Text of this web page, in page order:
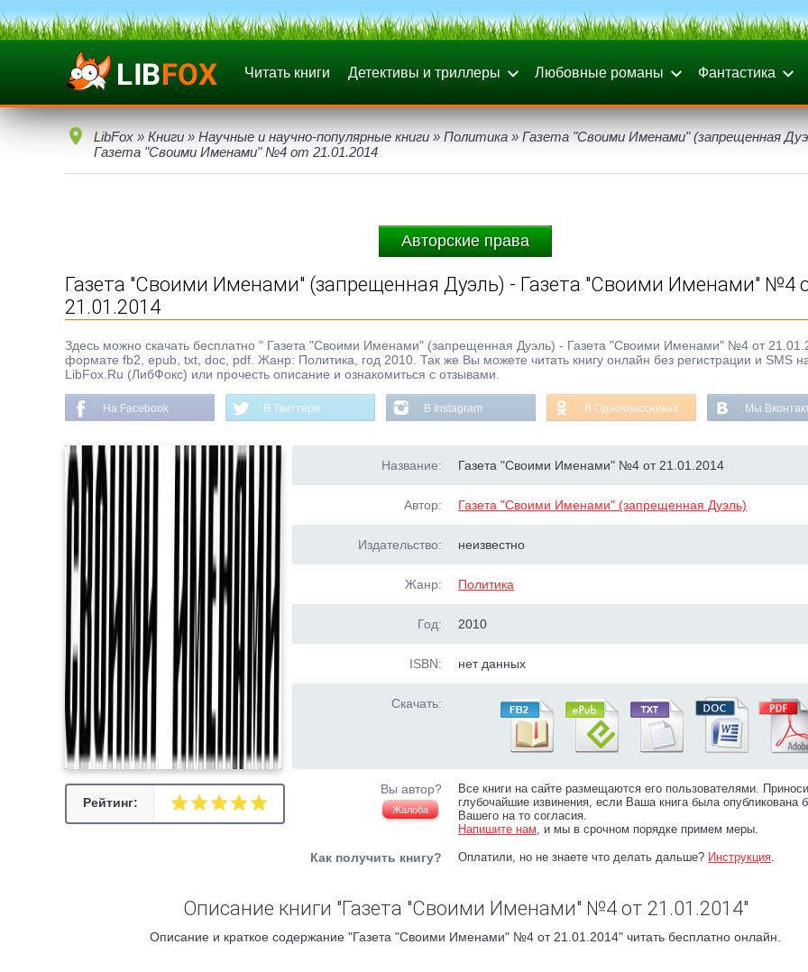
Читать книги Детективы и триллеры Любовные романы Фантастика
LibFox » Книги » Научные и научно-популярные книги » Политика » Газета "Своими Именами" (запрещенная
Газета "Своими Именами" №4 от 21.01.2014
Авторские права
Газета "Своими Именами" (запрещенная Дуэль) - Газета "Своими Именами" №4
21.01.2014
Здесь можно скачать бесплатно " Газета "Своими Именами" (запрещенная Дуэль) - Газета "Своими Именами" №4 от
формате fb2, epub, txt, doc, pdf. Жанр: Политика, год 2010. Так же Вы можете читать книгу онлайн без регистрации и SMS
LibFox.Ru (ЛибФокс) или прочесть описание и ознакомиться с отзывами.
На Facebook В Твиттере В Instagram В Одноклассниках Мы
Рейтинг:
Название: Газета "Своими Именами" №4 от 21.01.2014
Автор: Газета "Своими Именами" (запрещенная Дуэль)
Издательство: неизвестно
Жанр: Политика
Год: 2010
ISBN: нет данных
Скачать:
Вы автор?
Жалоба
Все книги на сайте размещаются его пользователями.
глубочайшие извинения, если Ваша книга была опубликована
Вашего на то согласия.
Напишите нам, и мы в срочном порядке примем меры.
Как получить книгу? Оплатили, но не знаете что делать дальше? Инструкция.
Описание книги "Газета "Своими Именами" №4 от 21.01.2014"
Описание и краткое содержание "Газета "Своими Именами" №4 от 21.01.2014" читать бесплатно онлайн.